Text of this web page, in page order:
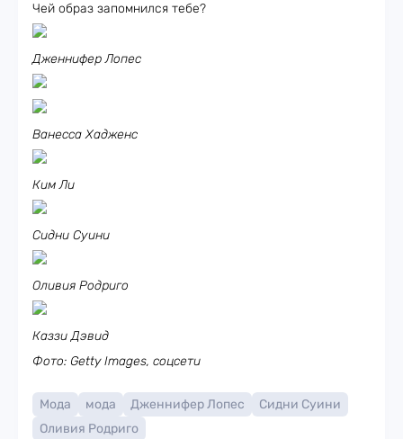
Чей образ запомнился тебе?
Дженнифер Лопес
Ванесса Хадженс
Ким Ли
Сидни Суини
Оливия Родриго
Каззи Дэвид
Фото: Getty Images, соцсети
Мода мода Дженнифер Лопес
Сидни Суини
Оливия Родриго